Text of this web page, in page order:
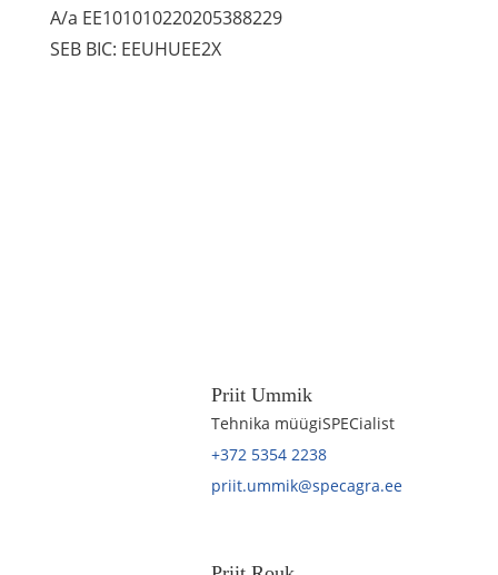
A/a EE101010220205388229
SEB BIC: EEUHUEE2X
Priit Ummik
Tehnika müügiSPECialist
+372 5354 2238
priit.ummik@specagra.ee